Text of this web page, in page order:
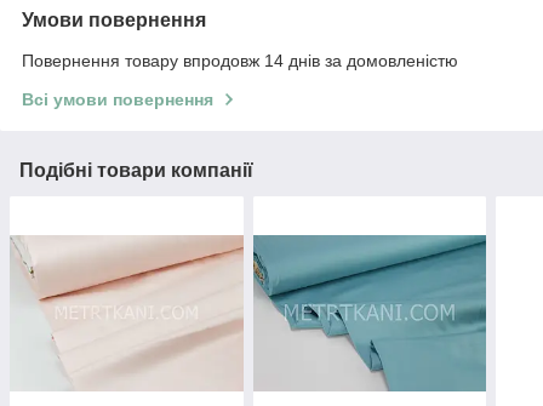
Умови повернення
Повернення товару впродовж 14 днів за домовленістю
Всі умови повернення
Подібні товари компанії